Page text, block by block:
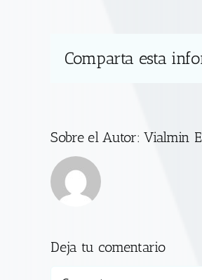
Comparta esta
Sobre el Autor:Vialmin
Deja tu comentario